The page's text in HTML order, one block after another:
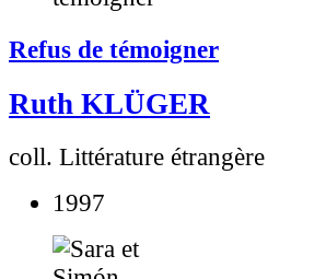
Refus de témoigner
Ruth KLÜGER
coll. Littérature étrangère
1997